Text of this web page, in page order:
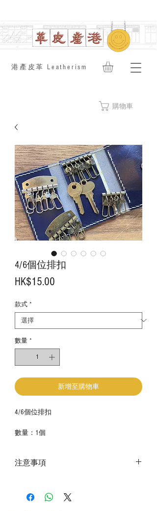
​港產皮革 Leatherism
購物車
4/6個位排扣
HK$15.00
款式 *
數量 *
新增至購物車
4/6個位排扣
數量：1個
注意事項
－ 此產品含有細小配件、尖銳物件，恕不